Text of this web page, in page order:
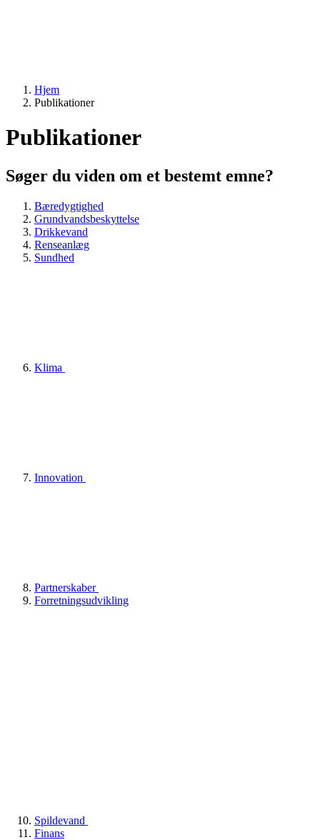
Hjem
Publikationer
Publikationer
Søger du viden om et bestemt emne?
Bæredygtighed
Grundvandsbeskyttelse
Drikkevand
Renseanlæg
Sundhed
Klima
Innovation
Partnerskaber
Forretningsudvikling
Spildevand
Finans